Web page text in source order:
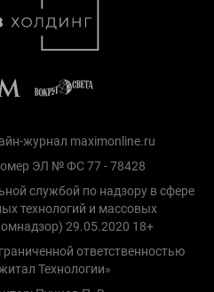
журнал maximonline.ru
ЭЛ № ФС 77 - 78428
службой по надзору в сфере
технологий и массовых
29.05.2020 18+
ответственностью
Технологии»